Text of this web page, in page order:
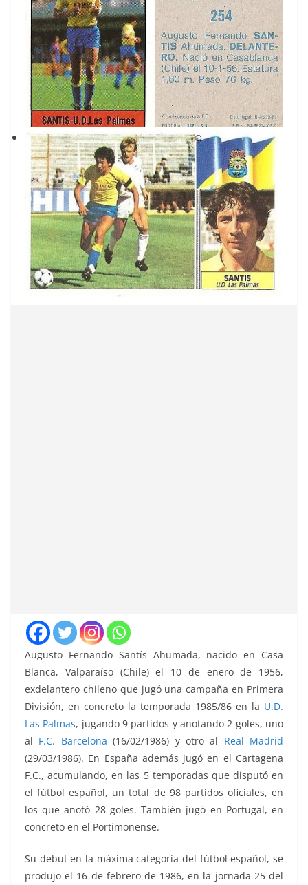
Augusto Fernando Santís Ahumada, nacido en Casa
Blanca, Valparaíso (Chile) el 10 de enero de 1956,
exdelantero chileno que jugó una campaña en Primera
División, en concreto la temporada 1985/86 en la U.D.
Las Palmas, jugando 9 partidos y anotando 2 goles, uno
al F.C. Barcelona (16/02/1986) y otro al Real Madrid
(29/03/1986). En España además jugó en el Cartagena
F.C., acumulando, en las 5 temporadas que disputó en
el fútbol español, un total de 98 partidos oficiales, en
los que anotó 28 goles. También jugó en Portugal, en
concreto en el Portimonense.
Su debut en la máxima categoría del fútbol español, se
produjo el 16 de febrero de 1986, en la jornada 25 del